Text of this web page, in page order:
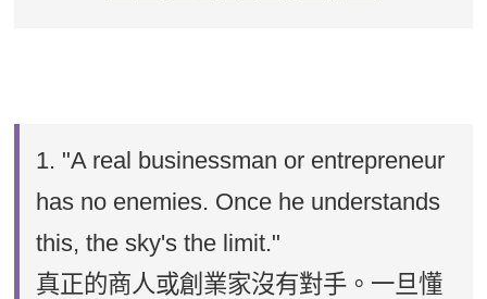
1. "A real businessman or entrepreneur
has no enemies. Once he understands
this, the sky's the limit."
真正的商人或創業家沒有對手。一旦懂